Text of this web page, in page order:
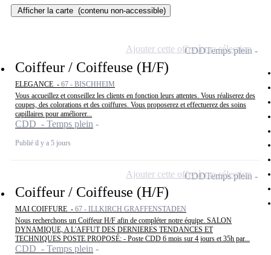
Afficher la carte (contenu non-accessible)
Coiffeur / Coiffeuse (H/F)
ELEGANCE - 67 - BISCHHEIM
Vous accueillez et conseillez les clients en fonction leurs attentes. Vous réaliserez des
coupes, des colorations et des coiffures. Vous proposerez et effectuerez des soins
capillaires pour améliorer...
CDD - Temps plein
Publié il y a 5 jours
CDDTemps plein
Ajouter cette offre à ma sélection
Coiffeur / Coiffeuse (H/F)
MAI COIFFURE - 67 - ILLKIRCH GRAFFENSTADEN
Nous recherchons un Coiffeur H/F afin de compléter notre équipe. SALON
DYNAMIQUE, A L'AFFUT DES DERNIERES TENDANCES ET
TECHNIQUES POSTE PROPOSÉ: - Poste CDD 6 mois sur 4 jours et 35h par...
CDD - Temps plein
CDDTemps plein
Ajouter cette offre à ma sélection